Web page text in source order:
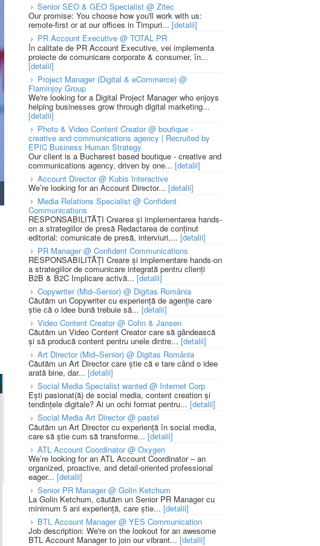
Senior SEO & GEO Specialist @ Zitec
Our promise: You choose how you'll work with us:
remote-first or at our offices in Timpuri... [detalii]
PR Account Executive @ TOTAL PR
În calitate de PR Account Executive, vei implementa
proiecte de comunicare corporate & consumer, în...
[detalii]
Project Manager (Digital & eCommerce) @
Flaminjoy Group
We're looking for a Digital Project Manager who enjoys
helping businesses grow through digital marketing...
[detalii]
Photo & Video Content Creator @ boutique -
creative and communications agency | Recruited by
EPIC Business Human Strategy
Our client is a Bucharest based boutique - creative and
communications agency, driven by one... [detalii]
Account Director @ Kubis Interactive
We’re looking for an Account Director... [detalii]
Media Relations Specialist @ Confident
Communications
RESPONSABILITĂȚI Crearea și implementarea hands-
on a strategiilor de presă Redactarea de conținut
editorial: comunicate de presă, interviuri,... [detalii]
PR Manager @ Confident Communications
RESPONSABILITĂȚI Creare și implementare hands-on
a strategiilor de comunicare integrată pentru clienți
B2B & B2C Implicare activă... [detalii]
Copywriter (Mid–Senior) @ Digitas România
Căutăm un Copywriter cu experiență de agenție care
știe că o idee bună trebuie să... [detalii]
Video Content Creator @ Cohn & Jansen
Căutăm un Video Content Creator care să gândească
și să producă content pentru unele dintre... [detalii]
Art Director (Mid–Senior) @ Digitas România
Căutăm un Art Director care știe că e tare când o idee
arată bine, dar... [detalii]
Social Media Specialist wanted @ Internet Corp
Ești pasionat(ă) de social media, content creation și
tendințele digitale? Ai un ochi format pentru... [detalii]
Social Media Art Director @ pastel
Căutăm un Art Director cu experiență în social media,
care să știe cum să transforme... [detalii]
ATL Account Coordinator @ Oxygen
We’re looking for an ATL Account Coordinator – an
organized, proactive, and detail-oriented professional
eager... [detalii]
Senior PR Manager @ Golin Ketchum
La Golin Ketchum, căutăm un Senior PR Manager cu
minimum 5 ani experiență, care știe... [detalii]
BTL Account Manager @ YES Communication
Job description: We're on the lookout for an awesome
BTL Account Manager to join our vibrant... [detalii]